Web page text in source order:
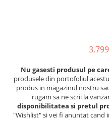
Nu gasesti produsul pe
produsele din portofoliul
produs in magazinul nostru
rugam sa ne scrii la
disponibilitatea si pretul
"Wishlist" si vei fi anuntat